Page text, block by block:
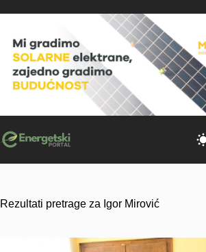
to
Rezultati pretrage za Igor Mirović